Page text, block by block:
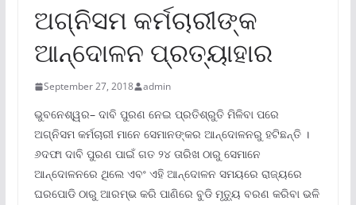
ଅଗ୍ନିସମ କର୍ମଚାରୀଙ୍କ
ଆନ୍ଦୋଳନ ପ୍ରତ୍ୟାହାର
September 27, 2018 admin
ଭୁବନେଶ୍ୱର– ଦାବି ପୁରଣ ନେଇ ପ୍ରତିଶ୍ରୁତି ମିଳିବା ପରେ
ଅଗ୍ନିସମ କର୍ମଚାରୀ ମାନେ ସେମାନଙ୍କର ଆନ୍ଦୋଳନରୁ ହଟିଛନ୍ତି ।
୬ଦଫା ଦାବି ପୁରଣ ପାଇଁ ଗତ ୨୪ ତାରିଖ ଠାରୁ ସେମାନେ
ଆନ୍ଦୋଳନରେ ଥିଲେ ଏବଂ ଏହି ଆନ୍ଦୋଳନ ସମୟରେ ରାଜ୍ୟରେ
ଘରପୋଡି ଠାରୁ ଆରମ୍ଭ କରି ପାଣିରେ ବୁଡି ମୃତ୍ୟୁ ବରଣ କରିବା ଭଳି